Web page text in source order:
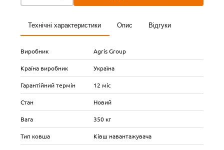
Технічні характеристики Опис Відгуки
Виробник Agris Group
Країна виробник Україна
Гарантійний термін 12 міс
Стан Новий
Вага 350 кг
Тип ковша Ківш навантажувача